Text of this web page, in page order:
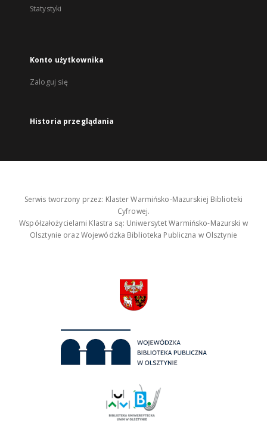
Statystyki
Konto użytkownika
Zaloguj się
Historia przeglądania
Serwis tworzony przez: Klaster Warmińsko-Mazurskiej Biblioteki
Cyfrowej.
Współzałożycielami Klastra są: Uniwersytet Warmińsko-Mazurski w
Olsztynie oraz Wojewódzka Biblioteka Publiczna w Olsztynie